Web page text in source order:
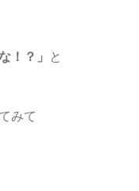
！？」
と
みて